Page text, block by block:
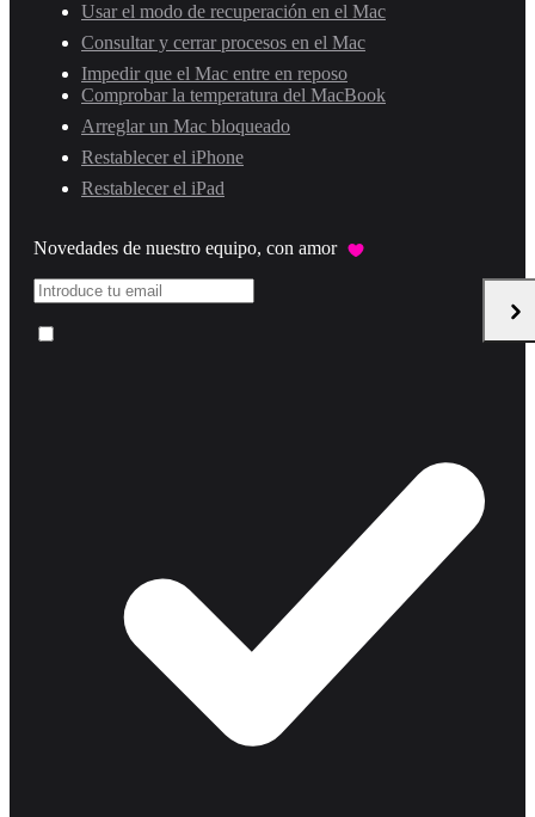
Usar el modo de recuperación en el Mac
Consultar y cerrar procesos en el Mac
Impedir que el Mac entre en reposo
Comprobar la temperatura del MacBook
Arreglar un Mac bloqueado
Restablecer el iPhone
Restablecer el iPad
Novedades de nuestro equipo, con amor